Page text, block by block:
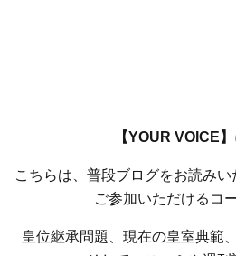
【YOUR VOICE
こちらは、普段ブログをお読みい
ご参加いただけるコ
皇位継承問題、現在の皇室典範